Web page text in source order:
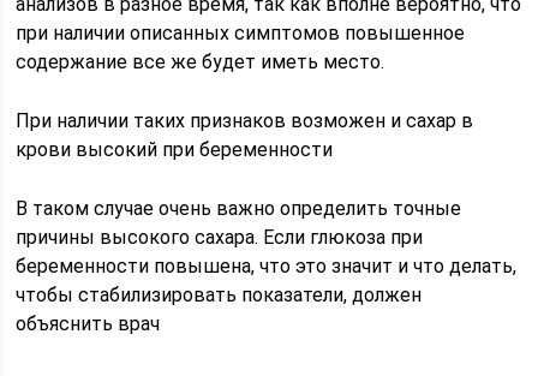
при наличии описанных симптомов повышенное
содержание все же будет иметь место.
При наличии таких признаков возможен и сахар в
крови высокий при беременности
В таком случае очень важно определить точные
причины высокого сахара. Если глюкоза при
беременности повышена, что это значит и что делать,
чтобы стабилизировать показатели, должен
объяснить врач